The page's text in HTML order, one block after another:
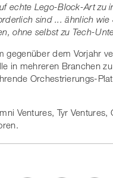
echte Lego-Block-Art zu
sind ... ähnlich
ohne selbst zu Tech-
gegenüber dem Vorjahr
in mehreren Branchen
Orchestrierungs-
Ventures, Tyr